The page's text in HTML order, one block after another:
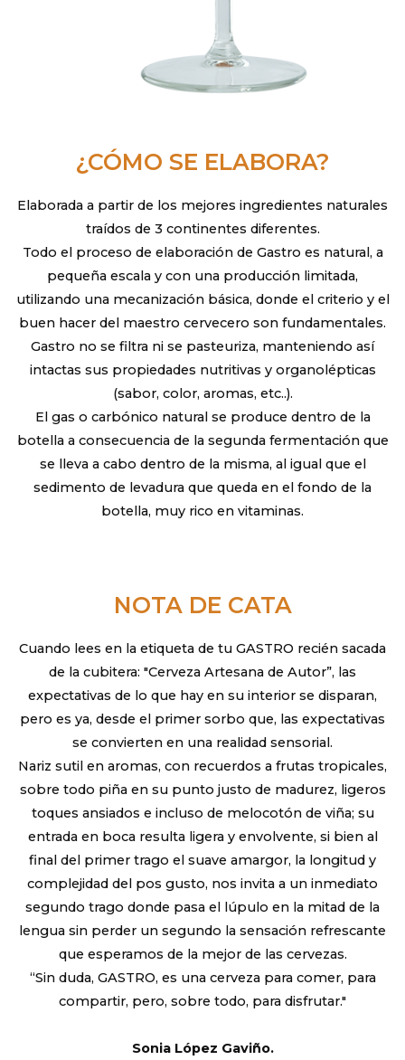
¿CÓMO SE ELABORA?
Elaborada a partir de los mejores ingredientes naturales
traídos de 3 continentes diferentes.
Todo el proceso de elaboración de Gastro es natural, a
pequeña escala y con una producción limitada,
utilizando una mecanización básica, donde el criterio y el
buen hacer del maestro cervecero son fundamentales.
Gastro no se filtra ni se pasteuriza, manteniendo así
intactas sus propiedades nutritivas y organolépticas
(sabor, color, aromas, etc..).
El gas o carbónico natural se produce dentro de la
botella a consecuencia de la segunda fermentación que
se lleva a cabo dentro de la misma, al igual que el
sedimento de levadura que queda en el fondo de la
botella, muy rico en vitaminas.
NOTA DE CATA
Cuando lees en la etiqueta de tu GASTRO recién sacada
de la cubitera: "Cerveza Artesana de Autor”, las
expectativas de lo que hay en su interior se disparan,
pero es ya, desde el primer sorbo que, las expectativas
se convierten en una realidad sensorial.
Nariz sutil en aromas, con recuerdos a frutas tropicales,
sobre todo piña en su punto justo de madurez, ligeros
toques ansiados e incluso de melocotón de viña; su
entrada en boca resulta ligera y envolvente, si bien al
final del primer trago el suave amargor, la longitud y
complejidad del pos gusto, nos invita a un inmediato
segundo trago donde pasa el lúpulo en la mitad de la
lengua sin perder un segundo la sensación refrescante
que esperamos de la mejor de las cervezas.
“Sin duda, GASTRO, es una cerveza para comer, para
compartir, pero, sobre todo, para disfrutar."
Sonia López Gaviño.